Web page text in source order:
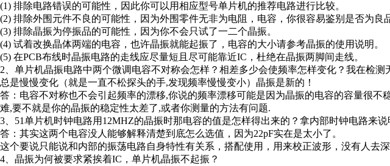
(1) 排除电路错误的可能性，因此你可以用相应型号单片机的推荐电路进行比较。
(2) 排除外围元件不良的可能性，因为外围零件无非为电阻，电容，你很容易鉴别是否为良
(3) 排除晶振为停振品的可能性，因为你不会只试了一二个晶振。
(4) 试着改换晶体两端的电容，也许晶振就能起振了，电容的大小请参考晶振的使用说明。
(5) 在PCB布线时晶振电路的走线应尽量短且尽可能靠近IC，杜绝在晶振两脚间走线。
2、单片机晶振电路中两个微调电容不对称会怎样？相差多少会使频率怎样变化？我在检
总是慢慢变化（就是一直不松探头的手,发现频率慢慢变小）晶振是新的！
答：电容不对称也不会引起频率的漂移,你说的频率漂移可能是因为晶振的电容的容量很不
难,要不就是你的晶振的稳定性太差了,或者你测量的方法有问题.
3、51单片机时钟电路用12MHZ的晶振时那电容的值是怎样得出来的？拿内部时钟电路来说
答：其实这两个电容没人能够解释清楚到底怎么选值，因为22pF实在是太小了。
这个要说只能说和内部的振荡电路自身特性有关系，搭配使用，用来校正波形，没有人去
4、晶振为何被要求紧挨着IC，单片机晶振不起振？